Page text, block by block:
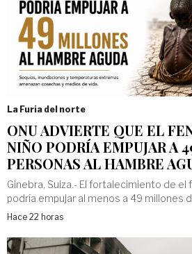
La Furia del norte
ONU ADVIERTE QUE EL
NIÑO PODRÍA EMPUJAR A
PERSONAS AL HAMBRE
Ginebra, Suiza.- El fortalecimiento de el
podría empujar al menos a 49 millones
Hace 22 horas